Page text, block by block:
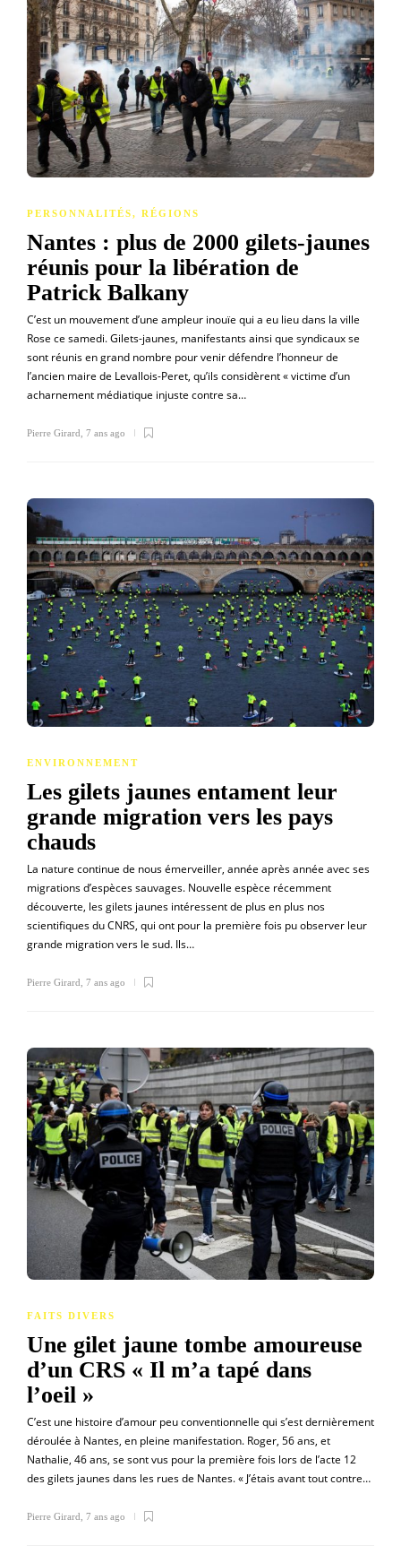
PERSONNALITÉS, RÉGIONS
Nantes : plus de 2000 gilets-jaunes
réunis pour la libération de
Patrick Balkany
C’est un mouvement d’une ampleur inouïe qui a eu lieu dans la ville
Rose ce samedi. Gilets-jaunes, manifestants ainsi que syndicaux se
sont réunis en grand nombre pour venir défendre l’honneur de
l’ancien maire de Levallois-Peret, qu’ils considèrent « victime d’un
acharnement médiatique injuste contre sa…
Pierre Girard 7 ans ago
ENVIRONNEMENT
Les gilets jaunes entament leur
grande migration vers les pays
chauds
La nature continue de nous émerveiller, année après année avec ses
migrations d’espèces sauvages. Nouvelle espèce récemment
découverte, les gilets jaunes intéressent de plus en plus nos
scientifiques du CNRS, qui ont pour la première fois pu observer leur
grande migration vers le sud. Ils…
Pierre Girard 7 ans ago
FAITS DIVERS
Une gilet jaune tombe amoureuse
d’un CRS « Il m’a tapé dans
l’oeil »
C’est une histoire d’amour peu conventionnelle qui s’est dernièrement
déroulée à Nantes, en pleine manifestation. Roger, 56 ans, et
Nathalie, 46 ans, se sont vus pour la première fois lors de l’acte 12
des gilets jaunes dans les rues de Nantes. « J’étais avant tout contre…
Pierre Girard 7 ans ago